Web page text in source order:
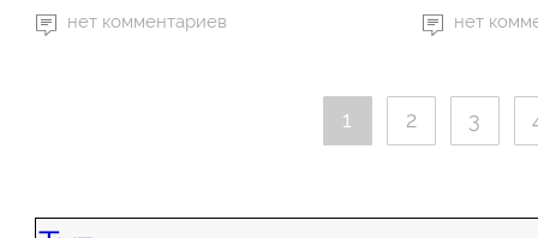
нет комментариев нет
1 2 3